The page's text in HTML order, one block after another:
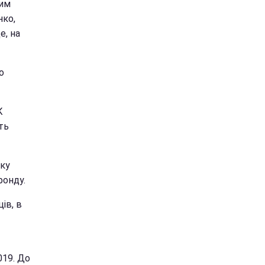
на
в
До